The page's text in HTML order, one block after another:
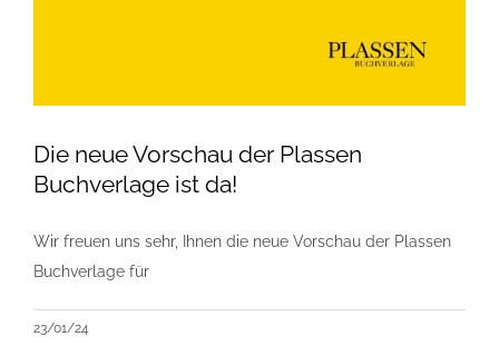
Die neue Vorschau der Plassen
Buchverlage ist da!
Wir freuen uns sehr, Ihnen die neue Vorschau der Plassen
Buchverlage für
23/01/24